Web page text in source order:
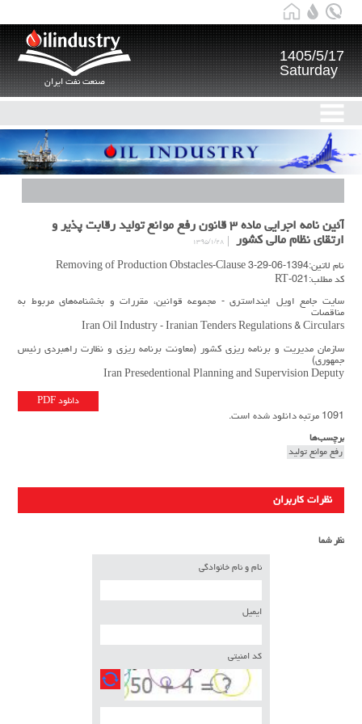
صنعت نفت ایران
1405/5/17
Saturday
آئین نامه اجرایی ماده ۳ قانون رفع موانع تولید رقابت پذیر و
ارتقای نظام مالی کشور
۱۳۹۵/۱/۲۸
نام لاتین:1394-06-29-Removing of Production Obstacles-Clause 3
کد مطلب:RT-021
سایت جامع اویل اینداستری - مجموعه قوانین، مقررات و بخشنامه‌های مربوط به
مناقصات
Iran Oil Industry - Iranian Tenders Regulations & Circulars
سازمان مدیریت و برنامه ریزی کشور (معاونت برنامه ریزی و نظارت راهبردی رئیس
جمهوری)
Iran Presedentional Planning and Supervision Deputy
دانلود PDF
1091 مرتبه دانلود شده است.
برچسب‌ها
رفع موانع تولید
نظرات کاربران
نظر شما
نام و نام خانوادگی
ایمیل
کد امنیتی